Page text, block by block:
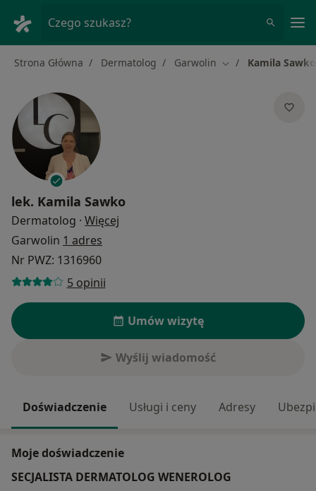
Czego szukasz?
Strona Główna Dermatolog Garwolin Zmień miasto
Kamila Sawko
lek. Kamila Sawko
Dermatolog · Więcej
Garwolin 1 adres
Nr PWZ: 1316960
5 opinii
Umów wizytę
Wyślij wiadomość
Doświadczenie Usługi i ceny Adresy
Moje doświadczenie
SECJALISTA DERMATOLOG WENEROLOG